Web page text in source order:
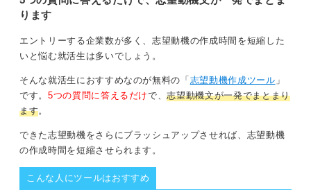
されるスキルに置き換えていくのが効果的です。
に響く志望動機に仕上げましょう。こうした準備が、未
経験でも現場で求められる力を伝え、採用に結びつけて
いくコツとなります。
分がコールセンターに電話した具体的なエピソードを盛
り込みましょう。コールセンターへの電話を通じて顧客
いです。
ります
エントリーする企業数が多く、志望動機の作成時間を短縮した
いと悩む就活生は多いでしょう。
そんな就活生におすすめなのが無料の「 志望動機作成ツール 」
です。 5つの質問に答えるだけで、志望動機文が一発でまとまり
ます。
できた志望動機をさらにブラッシュアップさせれば、志望動機
の作成時間を短縮させられます。
こんな人にツールはおすすめ